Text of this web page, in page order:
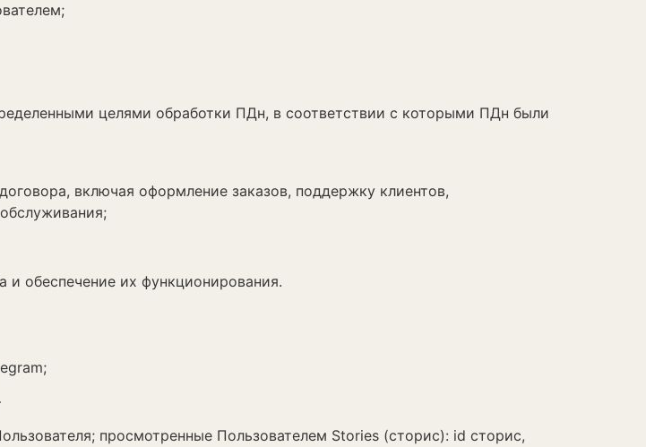
целями обработки ПДн, в соответствии с которыми ПДн были
включая оформление заказов, поддержку клиентов,
и обеспечение их функционирования.
просмотренные Пользователем Stories (сторис): id сторис,